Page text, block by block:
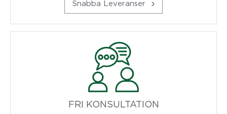
Snabba Leveranser
FRI KONSULTATION